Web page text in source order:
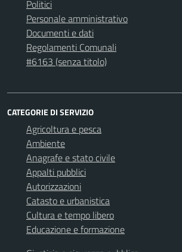
Politici
Personale amministrativo
Documenti e dati
Regolamenti Comunali
#6163 (senza titolo)
CATEGORIE DI SERVIZIO
Agricoltura e pesca
Ambiente
Anagrafe e stato civile
Appalti pubblici
Autorizzazioni
Catasto e urbanistica
Cultura e tempo libero
Educazione e formazione